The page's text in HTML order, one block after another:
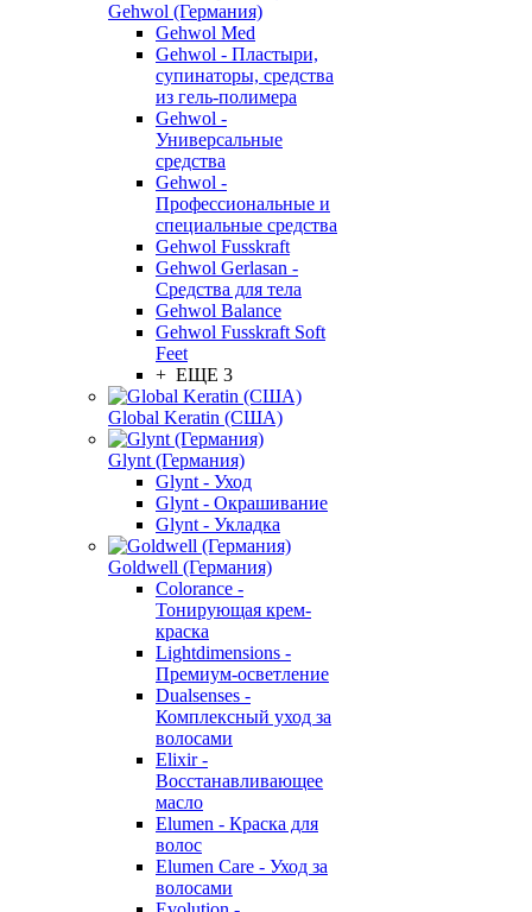
Gehwol (Германия)
Gehwol Med
Gehwol - Пластыри,
супинаторы, средства
из гель-полимера
Gehwol -
Универсальные
средства
Gehwol -
Профессиональные и
специальные средства
Gehwol Fusskraft
Gehwol Gerlasan -
Средства для тела
Gehwol Balance
Gehwol Fusskraft Soft
Feet
+ ЕЩЕ 3
Global Keratin (США)
Glynt (Германия)
Glynt - Уход
Glynt - Окрашивание
Glynt - Укладка
Goldwell (Германия)
Colorance -
Тонирующая крем-
краска
Lightdimensions -
Премиум-осветление
Dualsenses -
Комплексный уход за
волосами
Elixir -
Восстанавливающее
масло
Elumen - Краска для
волос
Elumen Care - Уход за
волосами